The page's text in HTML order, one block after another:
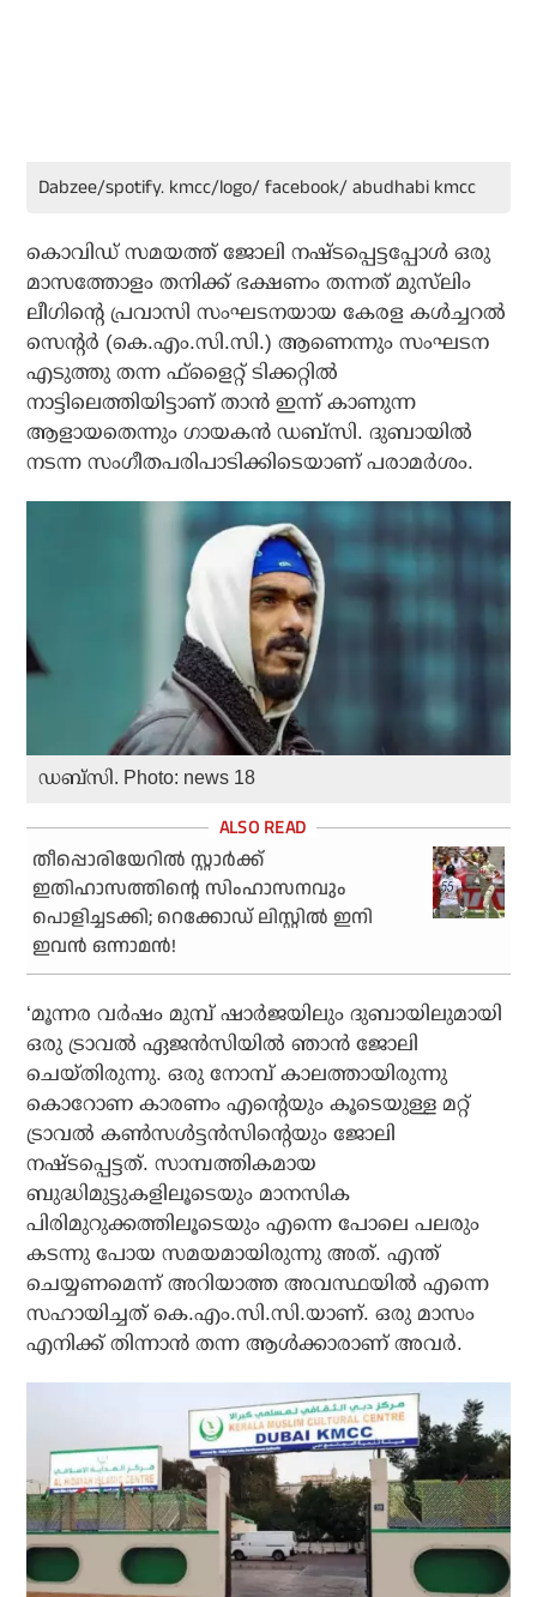
Dabzee/spotify. kmcc/logo/ facebook/ abudhabi kmcc
കൊവിഡ് സമയത്ത് ജോലി നഷ്ടപ്പെട്ടപ്പോള്‍ ഒരു
മാസത്തോളം തനിക്ക് ഭക്ഷണം തന്നത് മുസ്‌ലിം
ലീഗിന്റെ പ്രവാസി സംഘടനയായ കേരള കള്‍ച്ചറല്‍
സെന്റര്‍ (കെ.എം.സി.സി.) ആണെന്നും സംഘടന
എടുത്തു തന്ന ഫ്‌ളൈറ്റ് ടിക്കറ്റില്‍
നാട്ടിലെത്തിയിട്ടാണ് താന്‍ ഇന്ന് കാണുന്ന
ആളായതെന്നും ഗായകന്‍ ഡബ്‌സി. ദുബായില്‍
നടന്ന സംഗീതപരിപാടിക്കിടെയാണ് പരാമര്‍ശം.
ഡബ്‌സി. Photo: news 18
തീപ്പൊരിയേറില്‍ സ്റ്റാര്‍ക്ക്
ഇതിഹാസത്തിന്റെ സിംഹാസനവും
പൊളിച്ചടക്കി; റെക്കോഡ് ലിസ്റ്റില്‍ ഇനി
ഇവന്‍ ഒന്നാമന്‍!
‘മൂന്നര വര്‍ഷം മുമ്പ് ഷാര്‍ജയിലും ദുബായിലുമായി
ഒരു ട്രാവല്‍ ഏജന്‍സിയില്‍ ഞാന്‍ ജോലി
ചെയ്തിരുന്നു. ഒരു നോമ്പ് കാലത്തായിരുന്നു
കൊറോണ കാരണം എന്റെയും കൂടെയുള്ള മറ്റ്
ട്രാവല്‍ കണ്‍സള്‍ട്ടന്‍സിന്റെയും ജോലി
നഷ്ടപ്പെട്ടത്. സാമ്പത്തികമായ
ബുദ്ധിമുട്ടുകളിലൂടെയും മാനസിക
പിരിമുറുക്കത്തിലൂടെയും എന്നെ പോലെ പലരും
കടന്നു പോയ സമയമായിരുന്നു അത്. എന്ത്
ചെയ്യണമെന്ന് അറിയാത്ത അവസ്ഥയില്‍ എന്നെ
സഹായിച്ചത് കെ.എം.സി.സി.യാണ്. ഒരു മാസം
എനിക്ക് തിന്നാന്‍ തന്ന ആള്‍ക്കാരാണ് അവര്‍.